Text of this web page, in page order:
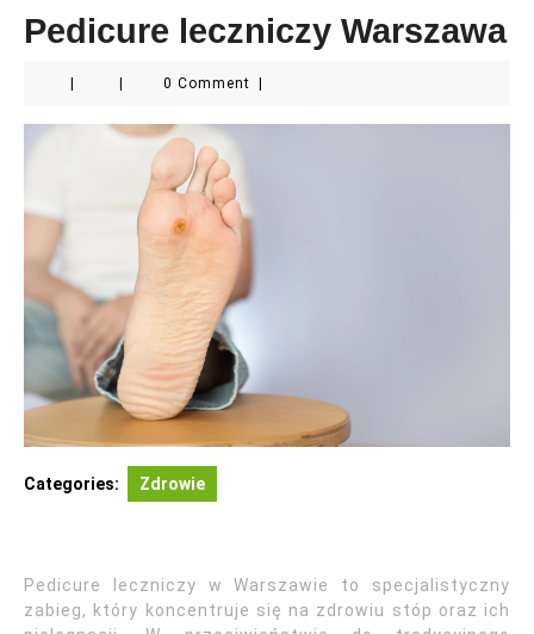
Pedicure leczniczy Warszawa
0 Comment
Categories: Zdrowie
Pedicure leczniczy w Warszawie to specjalistyczny
zabieg, który koncentruje się na zdrowiu stóp oraz ich